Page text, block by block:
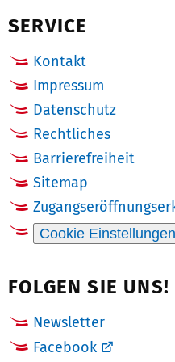
SERVICE
Kontakt
Impressum
Datenschutz
Rechtliches
Barrierefreiheit
Sitemap
Cookie Einstellungen
FOLGEN SIE UNS!
Newsletter
Facebook